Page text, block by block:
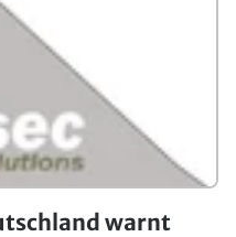
warnt